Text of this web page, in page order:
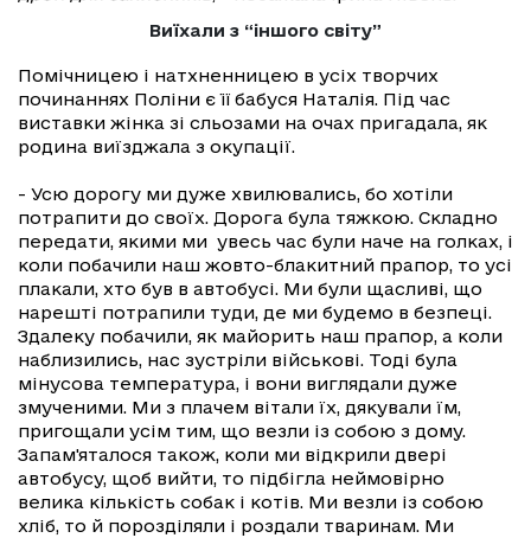
Виїхали з “іншого світу”
Помічницею і натхненницею в усіх творчих
починаннях Поліни є її бабуся Наталія. Під час
виставки жінка зі сльозами на очах пригадала, як
родина виїзджала з окупації.
- Усю дорогу ми дуже хвилювались, бо хотіли
потрапити до своїх. Дорога була тяжкою. Складно
передати, якими ми увесь час були наче на голках, і
коли побачили наш жовто-блакитний прапор, то усі
плакали, хто був в автобусі. Ми були щасливі, що
нарешті потрапили туди, де ми будемо в безпеці.
Здалеку побачили, як майорить наш прапор, а коли
наблизились, нас зустріли військові. Тоді була
мінусова температура, і вони виглядали дуже
змученими. Ми з плачем вітали їх, дякували їм,
пригощали усім тим, що везли із собою з дому.
Запам'яталося також, коли ми відкрили двері
автобусу, щоб вийти, то підбігла неймовірно
велика кількість собак і котів. Ми везли із собою
хліб, то й порозділяли і роздали тваринам. Ми